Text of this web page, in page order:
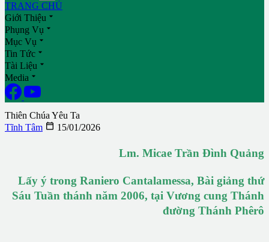
TRANG CHỦ
Giới Thiệu 
Phụng Vụ 
Mục Vụ 
Tin Tức 
Tài Liệu 
Media 
Thiên Chúa Yêu Ta
Tĩnh Tâm  15/01/2026
Lm. Micae Trần Đình Quảng
Lấy ý trong Raniero Cantalamessa, Bài giảng thứ
Sáu Tuần thánh năm 2006, tại Vương cung Thánh
đường Thánh Phêrô